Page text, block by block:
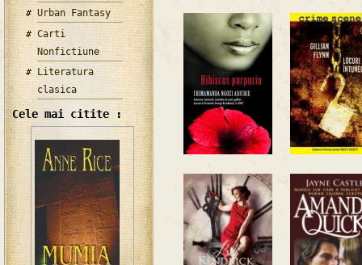
Urban Fantasy
Carti
Nonfictiune
Literatura
clasica
Cele mai citite :